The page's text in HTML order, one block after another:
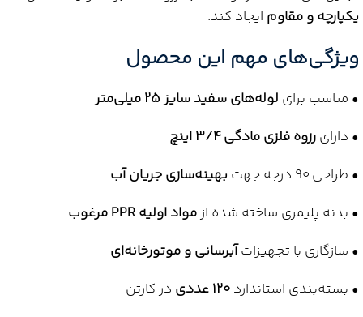
یکپارچه و مقاوم ایجاد کند.
ویژگی‌های مهم این محصول
• مناسب برای لوله‌های سفید سایز 25 میلی‌متر
• دارایرزوه فلزی مادگی 3/4 اینچ
• طراحی 90 درجه جهت
بهینه‌سازی جریان آب
• بدنه پلیمری ساخته شده ازمواد اولیه PPR مرغوب
• سازگاری با تجهیزاتآبرسانی و موتورخانه‌ای
• بسته‌بندی استاندارد120 عددی
در کارتن